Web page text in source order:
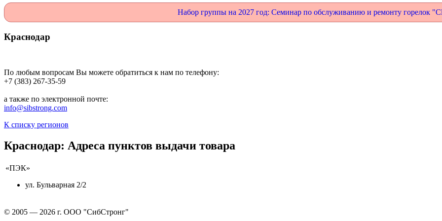
Набор группы на 2027 год: Семинар по обслуживанию и ремонту горелок
Краснодар
По любым вопросам Вы можете обратиться к нам по телефону:
+7 (383) 267-35-59
а также по электронной почте:
info@sibstrong.com
К списку регионов
Краснодар: Адреса пунктов выдачи товара
«ПЭК»
ул. Бульварная 2/2
© 2005 — 2026 г. ООО "СибСтронг"